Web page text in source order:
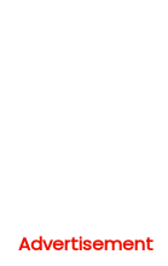
Advertisement